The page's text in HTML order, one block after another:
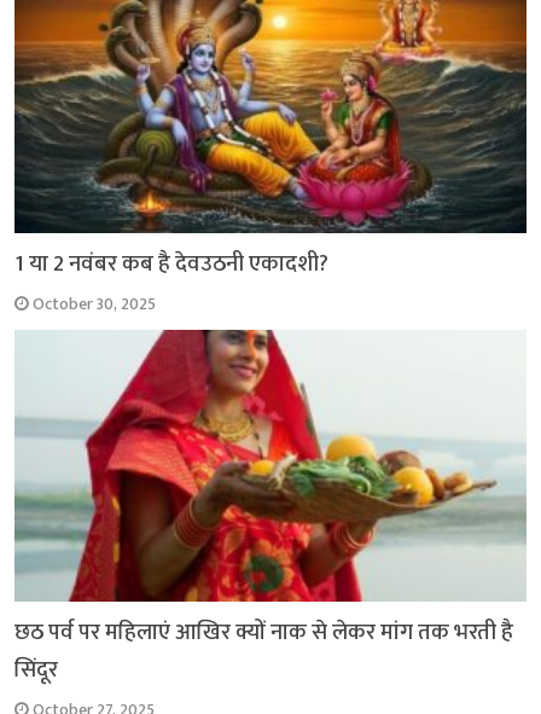
1 या 2 नवंबर कब है देवउठनी एकादशी?
October 30, 2025
छठ पर्व पर महिलाएं आखिर क्यों नाक से लेकर मांग तक भरती है
सिंदूर